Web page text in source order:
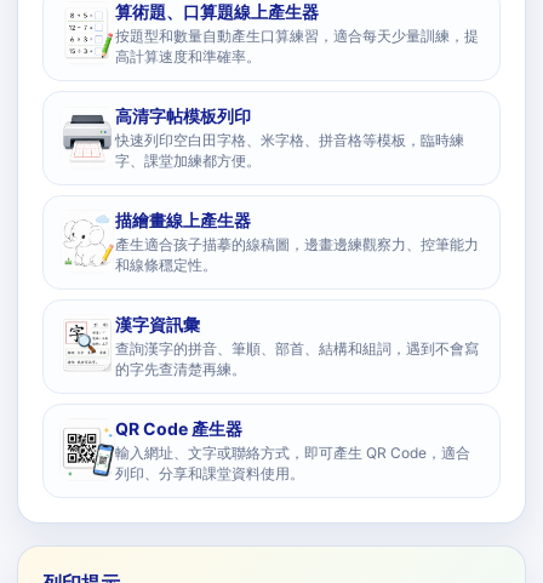
算術題、口算題線上產生器
按題型和數量自動產生口算練習，適合每天少量訓練，提
高計算速度和準確率。
高清字帖模板列印
快速列印空白田字格、米字格、拼音格等模板，臨時練
字、課堂加練都方便。
描繪畫線上產生器
產生適合孩子描摹的線稿圖，邊畫邊練觀察力、控筆能力
和線條穩定性。
漢字資訊彙
查詢漢字的拼音、筆順、部首、結構和組詞，遇到不會寫
的字先查清楚再練。
QR Code 產生器
輸入網址、文字或聯絡方式，即可產生 QR Code，適合
列印、分享和課堂資料使用。